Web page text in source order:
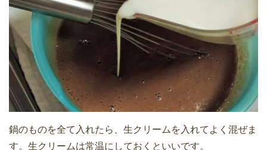
鍋のものを全て入れたら、生クリームを入れてよく混ぜま
す。生クリームは常温にしておくといいです。